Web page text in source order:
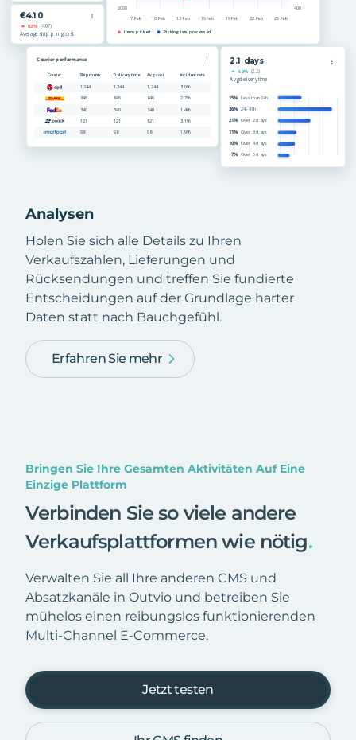
Analysen
Holen Sie sich alle Details zu Ihren
Verkaufszahlen, Lieferungen und
Rücksendungen und treffen Sie fundierte
Entscheidungen auf der Grundlage harter
Daten statt nach Bauchgefühl.
Erfahren Sie mehr
Bringen Sie Ihre Gesamten Aktivitäten Auf Eine
Einzige Plattform
Verbinden Sie so viele andere
Verkaufsplattformen wie nötig.
Verwalten Sie all Ihre anderen CMS und
Absatzkanäle in Outvio und betreiben Sie
mühelos einen reibungslos funktionierenden
Multi-Channel E-Commerce.
Jetzt testen